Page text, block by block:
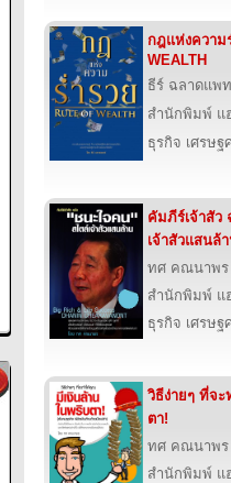
กฎแห่งความ
WEALTH
ธีร์ ฉลาดแพ
สำนักพิมพ์ แ
ธุรกิจ เศรษฐ
คัมภีร์เจ้าสัว
เจ้าสัวแสนล้
ทศ คณนาพร
สำนักพิมพ์ แ
ธุรกิจ เศรษฐ
วิธีง่ายๆ ที่จ
ตา!
ทศ คณนาพร
สำนักพิมพ์ แ